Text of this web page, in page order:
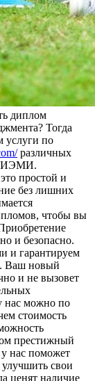
диплом
Тогда
услуги по
различных
простой и
без лишних
чтобы вы
и безопасно.
и гарантируем
Ваш новый
и не вызовет
можно по
стоимость
престижный
нас поможет
свои
ценят наличие